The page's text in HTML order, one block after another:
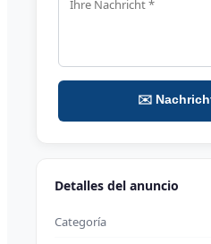
✉️
Detalles del anuncio
Categoría